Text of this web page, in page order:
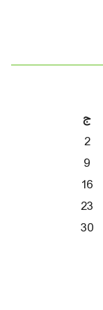
ج
2
9
16
23
30